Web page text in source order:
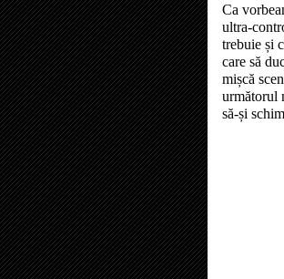
Ca
ultra-
trebuie și
care să
mișcă
următorul
să-și